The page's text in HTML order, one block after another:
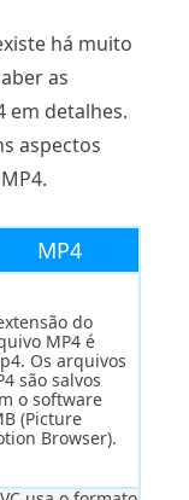
há muito
as
em detalhes.
aspectos
MP4
do
MP4 é
Os arquivos
são salvos
o software
(Picture
Browser).